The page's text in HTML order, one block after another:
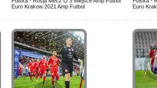
Euro Krakow 2021 Amp Futbol
Euro